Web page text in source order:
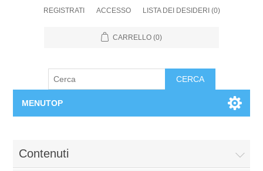
REGISTRATI ACCESSO LISTA DEI DESIDERI (0)
CARRELLO (0)
CERCA
MENUTOP
Chi siamo
Contenuti